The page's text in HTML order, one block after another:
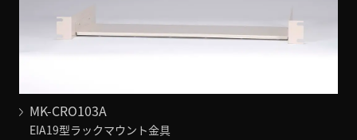
MK-CRO103A
EIA19型ラックマウント金具